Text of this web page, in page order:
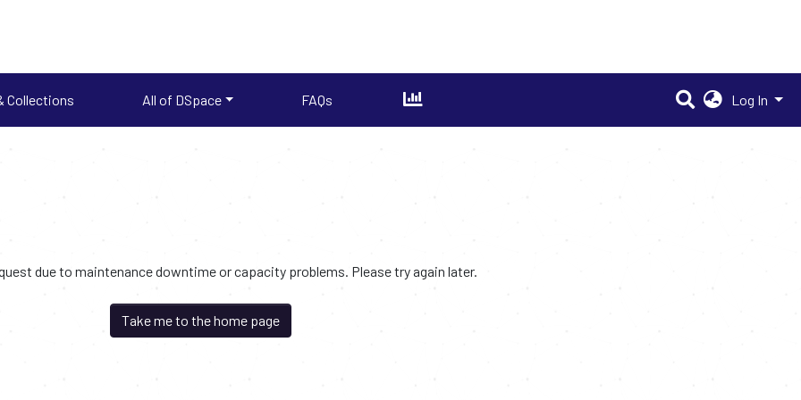
Collections All of DSpace FAQs Log In
due to maintenance downtime or capacity problems. Please try again later.
Take me to the home page